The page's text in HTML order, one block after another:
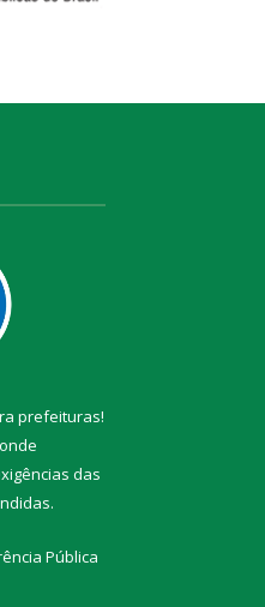
prefeituras!
das
Pública